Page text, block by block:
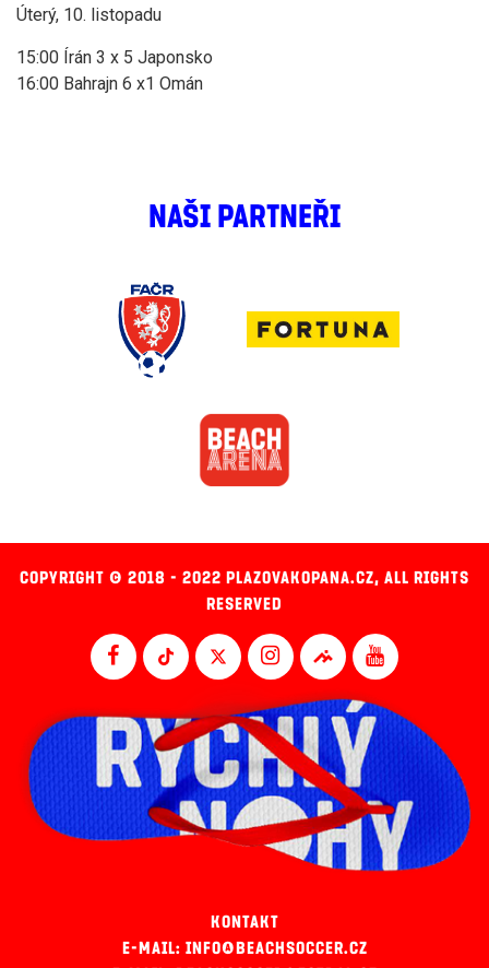
Úterý, 10. listopadu
15:00 Írán 3 x 5 Japonsko
16:00 Bahrajn 6 x1 Omán
NAŠI PARTNEŘI
COPYRIGHT © 2018 - 2022 PLAZOVAKOPANA.CZ, ALL RIGHTS
RESERVED
KONTAKT
E-MAIL: INFO@BEACHSOCCER.CZ